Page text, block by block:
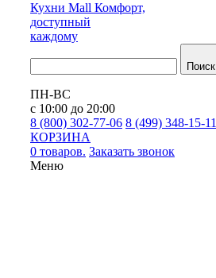
Кухни Mall Комфорт,
доступный
каждому
Поиск
ПН-ВС
с 10:00 до 20:00
8 (800) 302-77-06 8 (499) 348-15-11
КОРЗИНА
0 товаров. Заказать звонок
Меню